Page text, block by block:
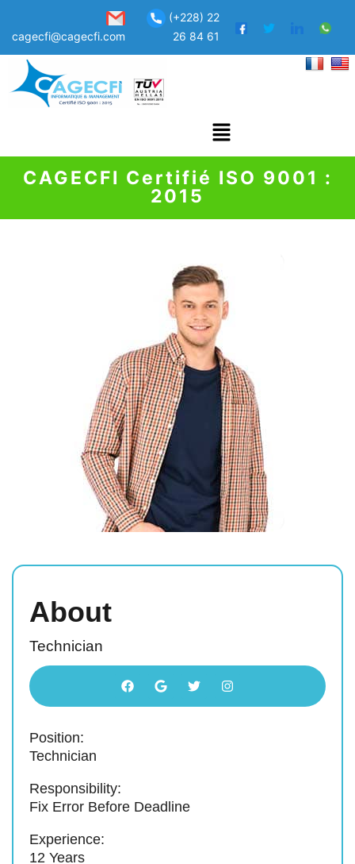
cagecfi@cagecfi.com
(+228) 22
26 84 61
CAGECFI Certifié ISO 9001 :
2015
About
Technician
Position:
Technician
Responsibility:
Fix Error Before Deadline
Experience:
12 Years